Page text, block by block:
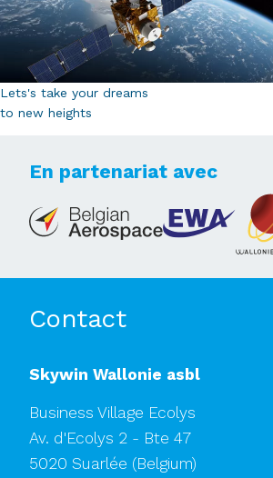
Lets's take your dreams
to new heights
En partenariat avec
Contact
Skywin Wallonie asbl
Business Village Ecolys
Av. d'Ecolys 2 - Bte 47
5020 Suarlée (Belgium)